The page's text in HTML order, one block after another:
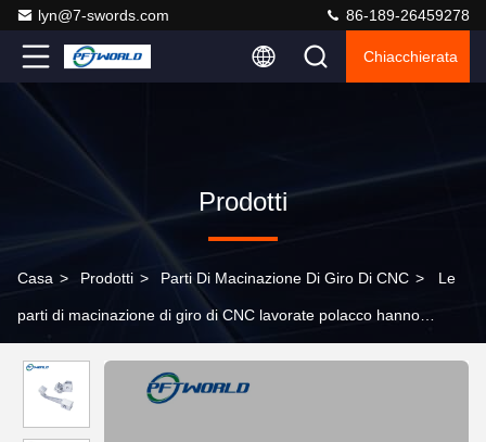
lyn@7-swords.com 86-189-26459278
Chiacchierata
Prodotti
Casa > Prodotti > Parti Di Macinazione Di Giro Di CNC > Le
parti di macinazione di giro di CNC lavorate polacco hanno